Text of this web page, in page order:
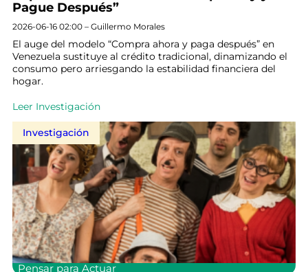
Pague Después”
2026-06-16 02:00 – Guillermo Morales
El auge del modelo “Compra ahora y paga después” en
Venezuela sustituye al crédito tradicional, dinamizando el
consumo pero arriesgando la estabilidad financiera del
hogar.
Leer Investigación
Investigación
Pensar para Actuar